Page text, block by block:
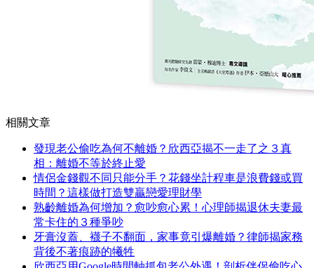
相關文章
發現老公偷吃為何不離婚？欣西亞揭不一走了之３真
相：離婚不等於終止愛
情侶金錢觀不同只能分手？花錢坐計程車是浪費錢或買
時間？這樣做打造雙贏戀愛理財學
熟齡離婚為何增加？愈吵愈心累！心理師揭退休夫妻最
常卡住的３種爭吵
牙膏沒蓋、襪子不翻面，家事竟引爆離婚？律師揭家務
背後不著痕跡的犧牲